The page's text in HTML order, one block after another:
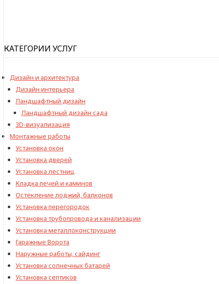
КАТЕГОРИИ УСЛУГ
Дизайн и архитектура
Дизайн интерьера
Ландшафтный дизайн
Ландшафтный дизайн сада
3D-визуализация
Монтажные работы
Установка окон
Установка дверей
Установка лестниц
Кладка печей и каминов
Остекление лоджий, балконов
Установка перегородок
Установка трубопровода и канализации
Установка металлоконструкции
Гаражные Ворота
Наружные работы, сайдинг
Установка солнечных батарей
Установка септиков